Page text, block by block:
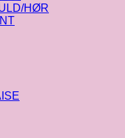
HØR